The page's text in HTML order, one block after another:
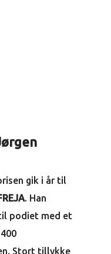
gik i år til
. Han
podiet med et
Stort tillykke